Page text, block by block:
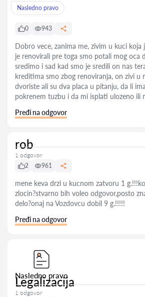
Nasledno pravo
0 943
Dobro vece, zanima me, zivim u kuci koja
je renovirali pre toga smo potali mog oca
sredimo i sad kad smo je sredili on nas
kreditima smo zbog renoviranja, on zivi u
dvoriste ali su dva placa u pitanju, da li
pokrenem tuzbu i da mi isplati ulozeno ili
Pređi na odgovor
rob
1 odgovor
2
961
mene keva drzi u kucnom zatvoru 1
zlocin?stvarno bih voleo odgovor,posto
delo?onaj na Vozdovcu dobil 9 g.!!!!!
Pređi na odgovor
Nasledno pravo
Legalizacija
1 odgovor